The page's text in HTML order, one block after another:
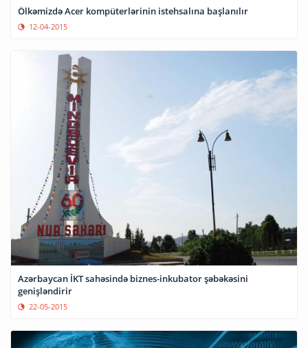
Ölkəmizdə Acer kompüterlərinin istehsalına başlanılır
12-04-2015
Azərbaycan İKT sahəsində biznes-inkubator şəbəkəsini
genişləndirir
22-05-2015